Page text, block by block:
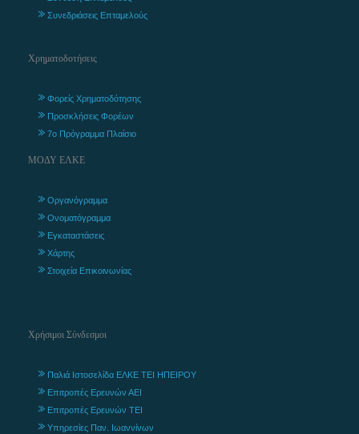
Συνεδριάσεις Επταμελούς
Χρηματοδοτήσεις
Φορείς Χρηματοδότησης
Προσκλήσεις Φορέων
7ο Πρόγραμμα Πλαίσιο
ΜΟΔΥ ΕΛΚΕ
Οργανόγραμμα
Ονοματόγραμμα
Εγκαταστάσεις
Χάρτης
Στοιχεία Επικοινωνίας
Χρήσιμοι Σύνδεσμοι
Παλιά Ιστοσελίδα ΕΛΚΕ ΤΕΙ ΗΠΕΙΡΟΥ
Επιτροπές Ερευνών ΑΕΙ
Επιτροπές Ερευνών ΤΕΙ
Υπηρεσίες Παν. Ιωαννίνων